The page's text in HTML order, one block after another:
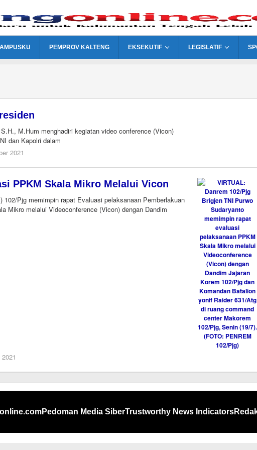
PEMPROV KALTENG EKSEKUTIF LEGISLATIF
M.Hum menghadiri kegiatan video conference (Vicon)
dan Kapolri dalam
2021
PPKM Skala Mikro Melalui Vicon
102/Pjg memimpin rapat Evaluasi pelaksanaan Pemberlakuan
Mikro melalui Videoconference (Vicon) dengan Dandim
Pedoman Media SiberTrustworthy News Indicators